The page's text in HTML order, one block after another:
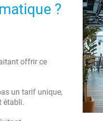
?
offrir ce
un tarif unique,
établi.